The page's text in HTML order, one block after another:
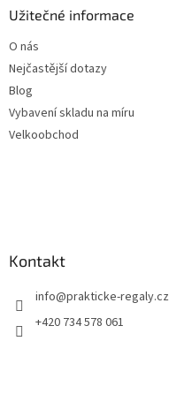
Užitečné informace
O nás
Nejčastější dotazy
Blog
Vybavení skladu na míru
Velkoobchod
Kontakt
info@prakticke-regaly.cz
+420 734 578 061